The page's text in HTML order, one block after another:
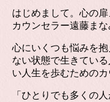
はじめまして。心の
カウンセラー遠藤まな
心にいくつも悩みを
ない状態で生きてい
い人生を歩むための
「ひとりでも多くの